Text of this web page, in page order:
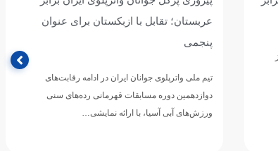
پرگل سریلانکا/ نوبت به قزاقستان رسید
تیم ملی واترپلوی جوانان ایران در چهارمین دیدار خود از
مرحله گروهی دوازدهمین دوره مسابقات قهرمانی
رده‌های سنی ورزش‌های آبی…